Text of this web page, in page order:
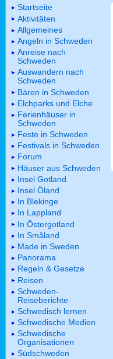
Startseite
Aktivitäten
Allgemeines
Angeln in Schweden
Anreise nach
Schweden
Auswandern nach
Schweden
Bären in Schweden
Elchparks und Elche
Ferienhäuser in
Schweden
Feste in Schweden
Festivals in Schweden
Forum
Häuser aus Schweden
Insel Gotland
Insel Öland
In Blekinge
In Lappland
In Östergotland
In Småland
Made in Sweden
Panorama
Regeln & Gesetze
Reisen
Schweden-
Reiseberichte
Schwedisch lernen
Schwedische Medien
Schwedische
Organisationen
Südschweden